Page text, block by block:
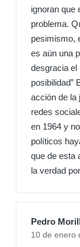
ignoran que
problema.
pesimismo,
es aún una
desgracia el
posibilidad”
acción de la
redes
en 1964 y
políticos
que de esta
la verdad
Pedro
10 de enero